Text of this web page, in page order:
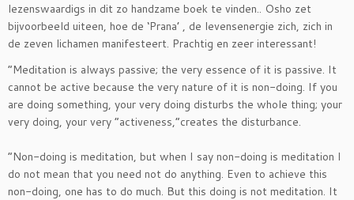
lezenswaardigs in dit zo handzame boek te vinden.. Osho zet
bijvoorbeeld uiteen, hoe de ‘Prana’ , de levensenergie zich, zich in
de zeven lichamen manifesteert. Prachtig en zeer interessant!
“Meditation is always passive; the very essence of it is passive. It
cannot be active because the very nature of it is non-doing. If you
are doing something, your very doing disturbs the whole thing; your
very doing, your very “activeness,”creates the disturbance.
“Non-doing is meditation, but when I say non-doing is meditation I
do not mean that you need not do anything. Even to achieve this
non-doing, one has to do much. But this doing is not meditation. It